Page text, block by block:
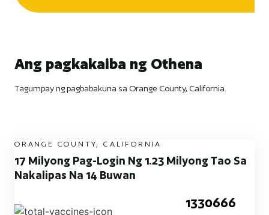
Ang pagkakaiba ng Othena
Tagumpay ng pagbabakuna sa Orange County, California.
ORANGE COUNTY, CALIFORNIA
17 Milyong Pag-Login Ng 1.23 Milyong Tao Sa
Nakalipas Na 14 Buwan
1330666